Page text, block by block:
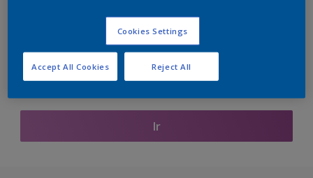
Encontrar productos de este color
Ir
Cookies Settings
Reject All
Accept All Cookies